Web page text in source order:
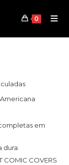
0
completas em
dura
COMIC COVERS